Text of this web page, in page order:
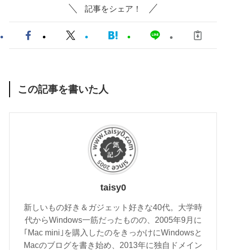
記事をシェア！
この記事を書いた人
taisy0
新しいもの好き＆ガジェット好きな40代。大学時
代からWindows一筋だったものの、2005年9月に
｢Mac mini｣を購入したのをきっかけにWindowsと
Macのブログを書き始め、2013年に独自ドメイン